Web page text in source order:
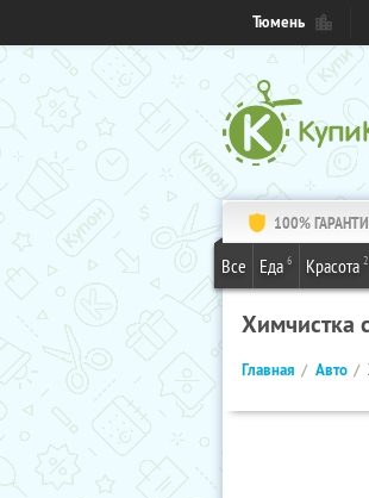
Тюмень
100%
Все Еда 6 Красота 2
Химчистка
Главная Авто